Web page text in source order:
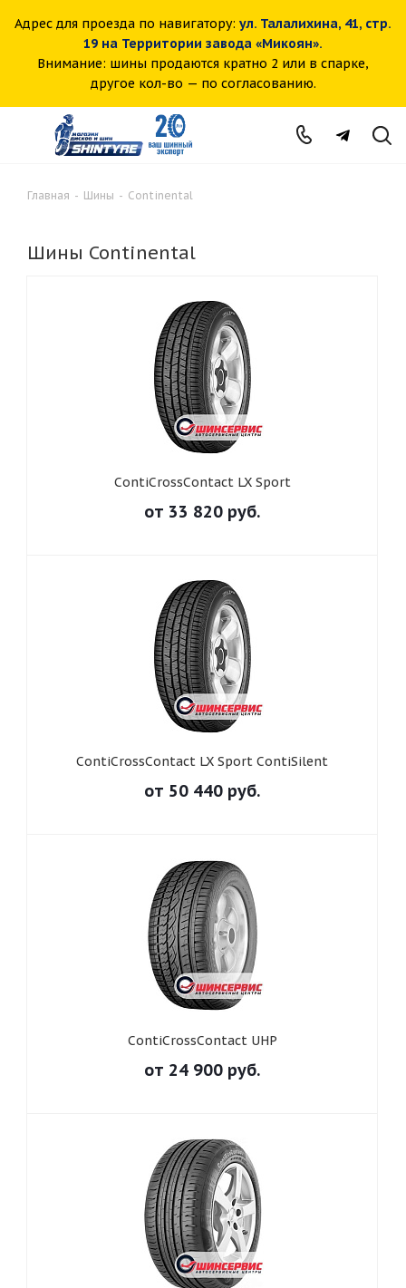
Адрес для проезда по навигатору: ул. Талалихина, 41, стр.
19 на Территории завода «Микоян».
Внимание: шины продаются кратно 2 или в спарке,
другое кол-во — по согласованию.
Главная - Шины - Continental
Шины Continental
ContiCrossContact LX Sport
от 33 820 руб.
ContiCrossContact LX Sport ContiSilent
от 50 440 руб.
ContiCrossContact UHP
от 24 900 руб.